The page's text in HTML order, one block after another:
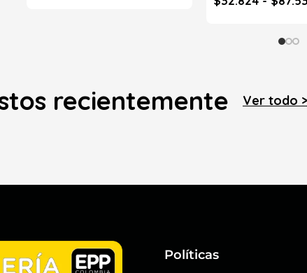
Seleccionar
recientemente Ver todo >
Políticas